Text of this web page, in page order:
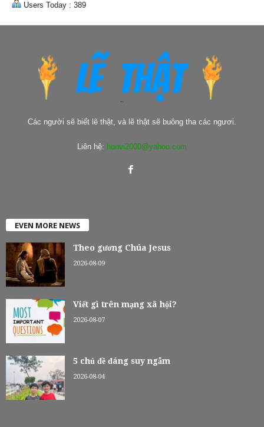
Users Today : 389
Các người sẽ biết lẽ thật, và lẽ thật sẽ buông tha các ngươi.
Liên hệ: honvi2000@yahoo.com
EVEN MORE NEWS
Theo gương Chúa Jesus
2026-08-09
Viết gì trên mạng xã hội?
2026-08-07
5 chủ đề đáng suy ngẫm
2026-08-04